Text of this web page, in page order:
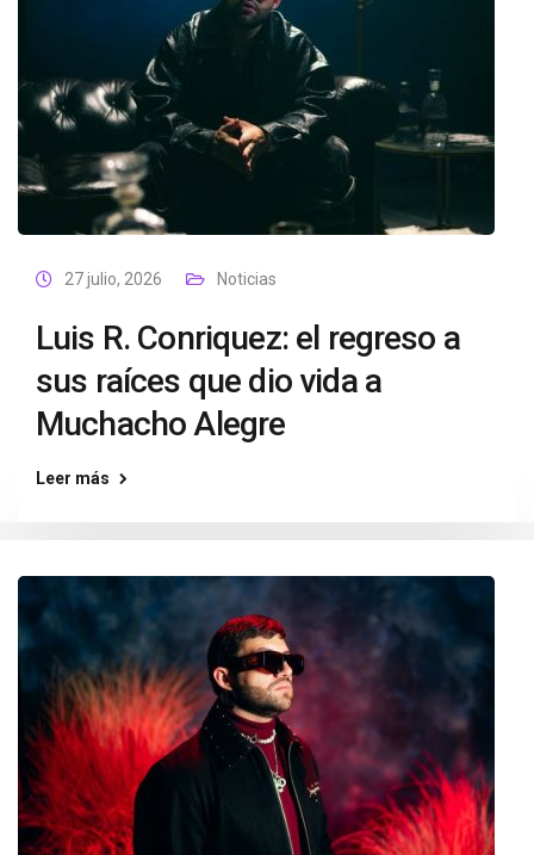
27 julio, 2026 Noticias
Luis R. Conriquez: el regreso a
sus raíces que dio vida a
Muchacho Alegre
Leer más